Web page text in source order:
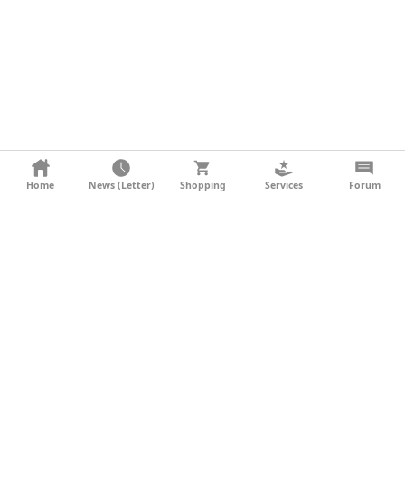
KONTAKT
Home News (Letter) Shopping Services Forum